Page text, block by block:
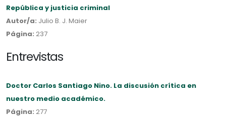
República y justicia criminal
Autor/a: Julio B. J. Maier
Página: 237
Entrevistas
Doctor Carlos Santiago Nino. La discusión crítica en
nuestro medio académico.
Página: 277